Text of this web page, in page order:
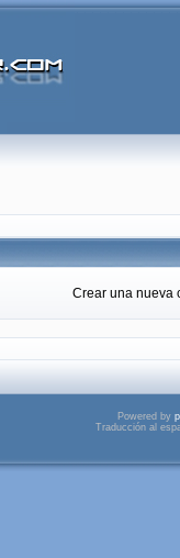
Crear una nueva
Powered by
Traducción al